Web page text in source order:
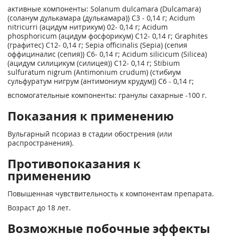
активные компоненты: Solanum dulcamara (Dulcamara)
(соланум дулькамара (дулькамара)) С3 - 0,14 г; Acidum
nitricurri (ацидум нитрикум) 02- 0,14 г; Acidum
phosphoricum (ацидум фосфорикум) С12- 0,14 г; Graphites
(графитес) С12- 0,14 г; Sepia officinalis (Sepia) (сепия
оффициналис (сепия)) С6- 0,14 г; Acidum silicicum (Silicea)
(ацидум силицикум (силицея)) C12- 0,14 г; Stibium
sulfuratum nigrum (Antimonium crudum) (стибиум
сульфуратум нигрум (антимониум крудум)) С6 - 0,14 г;
вспомогательные компоненты: гранулы сахарные -100 г.
Показания к применению
Вульгарный псориаз в стадии обострения (или
распространения).
Противопоказания к
применению
Повышенная чувствительность к компонентам препарата.
Возраст до 18 лет.
Возможные побочные эффекты